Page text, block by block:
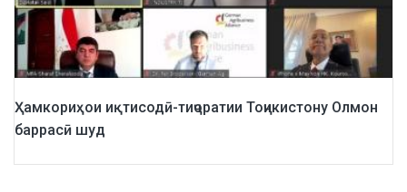
Ҳамкориҳои иқтисодӣ-тиҷоратии Тоҷикистону Олмон
баррасӣ шуд